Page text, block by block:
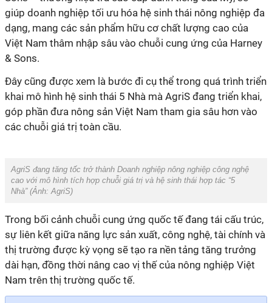
giúp doanh nghiệp tối ưu hóa hệ sinh thái nông nghiệp đa
dạng, mang các sản phẩm hữu cơ chất lượng cao của
Việt Nam thâm nhập sâu vào chuỗi cung ứng của Harney
& Sons.
Đây cũng được xem là bước đi cụ thể trong quá trình triển
khai mô hình hệ sinh thái 5 Nhà mà AgriS đang triển khai,
góp phần đưa nông sản Việt Nam tham gia sâu hơn vào
các chuỗi giá trị toàn cầu.
AgriS đang tăng tốc trở thành Doanh nghiệp nông nghiệp công nghệ
cao với mô hình tích hợp chuỗi giá trị và hệ sinh thái hợp tác “5
Nhà”(Ảnh:AgriS)
Trong bối cảnh chuỗi cung ứng quốc tế đang tái cấu trúc,
sự liên kết giữa năng lực sản xuất, công nghệ, tài chính và
thị trường được kỳ vọng sẽ tạo ra nền tảng tăng trưởng
dài hạn, đồng thời nâng cao vị thế của nông nghiệp Việt
Nam trên thị trường quốc tế.